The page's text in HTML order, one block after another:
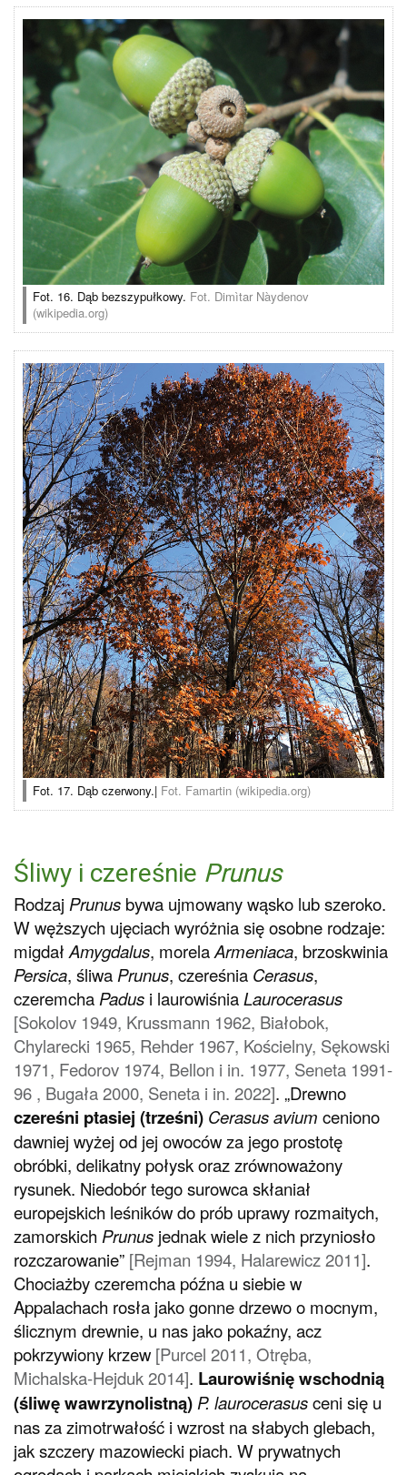
Fot. 16. Dąb bezszypułkowy. Fot. Dimìtar Nàydenov
(wikipedia.org)
Fot. 17. Dąb czerwony.| Fot. Famartin (wikipedia.org)
Śliwy i czereśnie Prunus
Rodzaj Prunus bywa ujmowany wąsko lub szeroko.
W węższych ujęciach wyróżnia się osobne rodzaje:
migdał Amygdalus, morelaArmeniaca, brzoskwinia
Persica, śliwa Prunus, czereśnia Cerasus,
czeremcha Padus i laurowiśniaLaurocerasus
[Sokolov 1949, Krussmann 1962, Białobok,
Chylarecki 1965, Rehder 1967, Kościelny, Sękowski
1971, Fedorov 1974, Bellon i in. 1977, Seneta 1991-
96 , Bugała 2000, Seneta i in. 2022]. „Drewno
czereśni ptasiej (trześni) Cerasus avium ceniono
dawniej wyżej od jej owoców za jego prostotę
obróbki, delikatny połysk oraz zrównoważony
rysunek. Niedobór tego surowca skłaniał
europejskich leśników do prób uprawy rozmaitych,
zamorskich Prunus jednak wiele z nich przyniosło
rozczarowanie” [Rejman 1994, Halarewicz 2011].
Chociażby czeremcha późna u siebie w
Appalachach rosła jako gonne drzewo o mocnym,
ślicznym drewnie, u nas jako pokaźny, acz
pokrzywiony krzew [Purcel 2011, Otręba,
Michalska-Hejduk 2014]. Laurowiśnię wschodnią
(śliwę wawrzynolistną) P. laurocerasusceni się u
nas za zimotrwałość i wzrost na słabych glebach,
jak szczery mazowiecki piach. W prywatnych